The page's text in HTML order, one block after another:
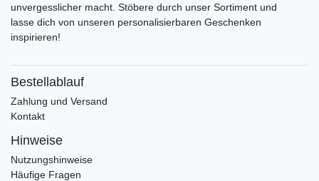
unvergesslicher macht. Stöbere durch unser Sortiment und
lasse dich von unseren personalisierbaren Geschenken
inspirieren!
Bestellablauf
Zahlung und Versand
Kontakt
Hinweise
Nutzungshinweise
Häufige Fragen